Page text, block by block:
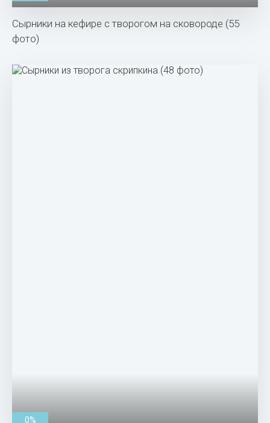
Сырники на кефире с творогом на сковороде (55
фото)
0%